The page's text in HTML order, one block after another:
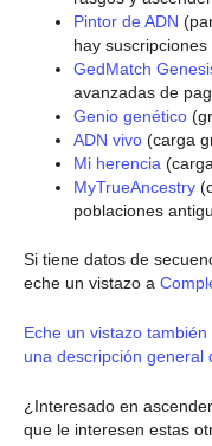
Pintor de ADN
hay
GedMatch
avanzadas de
Genio genético
ADN vivo (carga
Mi herencia
MyTrueAncestry
poblaciones
Si tiene datos de
eche un vistazo a
Eche un vistazo
una descripción general
¿Interesado en
que le interesen estas